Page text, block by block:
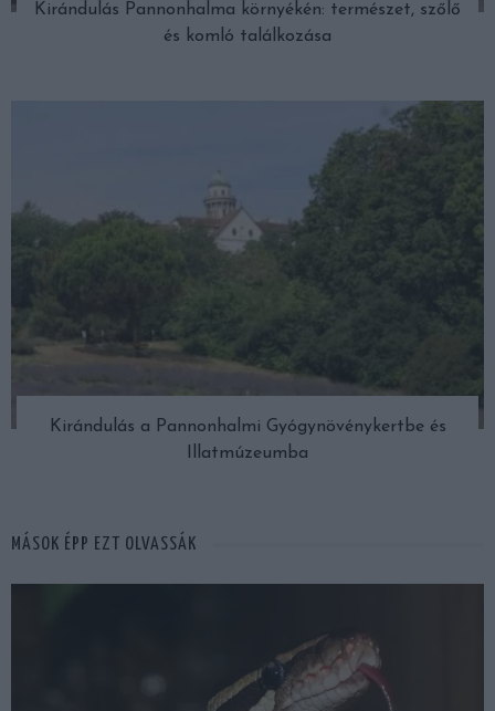
Kirándulás Pannonhalma környékén: természet, szőlő
és komló találkozása
Kirándulás a Pannonhalmi Gyógynövénykertbe és
Illatmúzeumba
MÁSOK ÉPP EZT OLVASSÁK